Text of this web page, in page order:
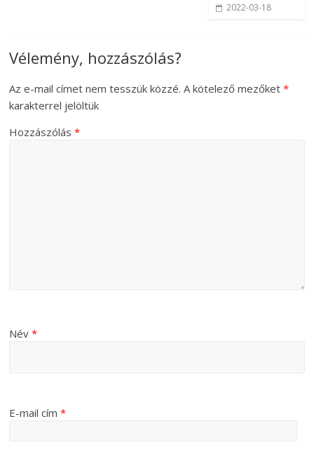
2022-03-18
Vélemény, hozzászólás?
Az e-mail címet nem tesszük közzé. A kötelező mezőket*
karakterrel jelöltük
Hozzászólás*
Név*
E-mail cím*